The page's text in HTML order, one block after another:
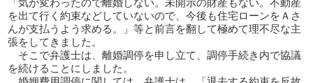
「気が変わったので離婚しない。未開示の財産もない。不動産
を出て行く約束などしていないので、今後も住宅ローンをＡさ
んが支払うよう求める。」等と前言を翻して極めて理不尽な主
張をしてきました。
そこで弁護士は、離婚調停を申し立て、調停手続き内で協議
を続けることにしました。